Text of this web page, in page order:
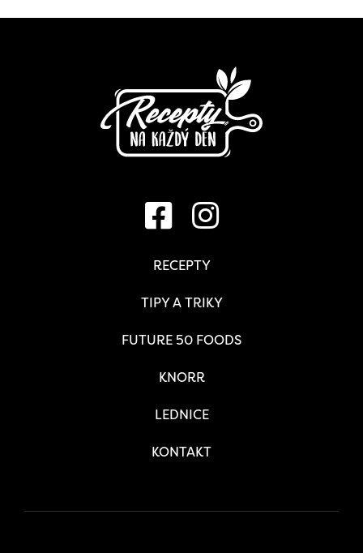
RECEPTY
TIPY A TRIKY
FUTURE 50 FOODS
KNORR
LEDNICE
KONTAKT